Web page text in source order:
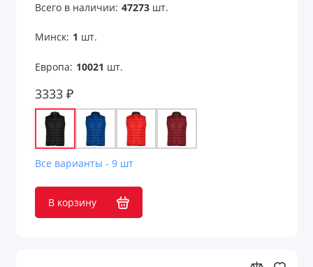
Всего в наличии: 47273шт.
Минск: 1 шт.
Европа: 10021 шт.
3333 ₽
Все варианты - 9 шт
В корзину